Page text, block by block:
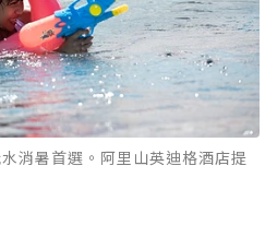
消暑首選。阿里山英迪格酒店提